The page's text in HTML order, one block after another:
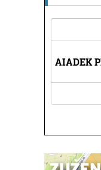
AIADEK